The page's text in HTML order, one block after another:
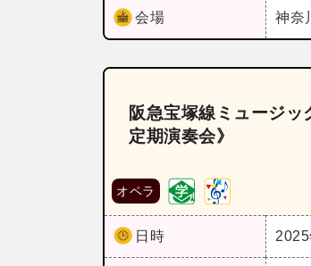
会場 神奈
阪急宝塚線ミュージ
定期演奏会》
オペラ
日時 2025